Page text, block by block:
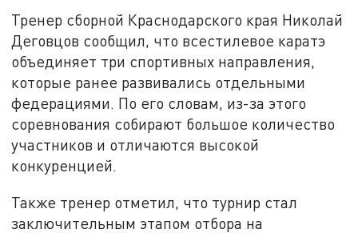
Тренер сборной Краснодарского края Николай
Деговцов сообщил, что всестилевое каратэ
объединяет три спортивных направления,
которые ранее развивались отдельными
федерациями. По его словам, из-за этого
соревнования собирают большое количество
участников и отличаются высокой
конкуренцией.
Также тренер отметил, что турнир стал
заключительным этапом отбора на